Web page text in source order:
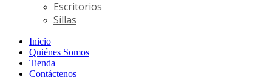
Escritorios
Sillas
Inicio
Quiénes Somos
Tienda
Contáctenos